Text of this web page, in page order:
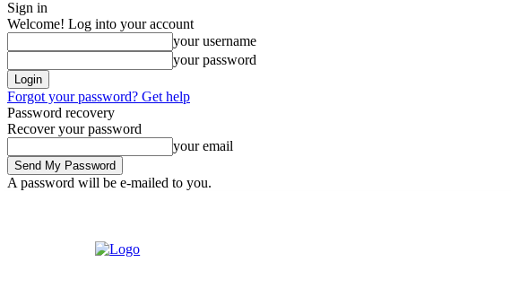
Sign in
Welcome! Log into your account
your username
your password
Forgot your password? Get help
Password recovery
Recover your password
your email
A password will be e-mailed to you.